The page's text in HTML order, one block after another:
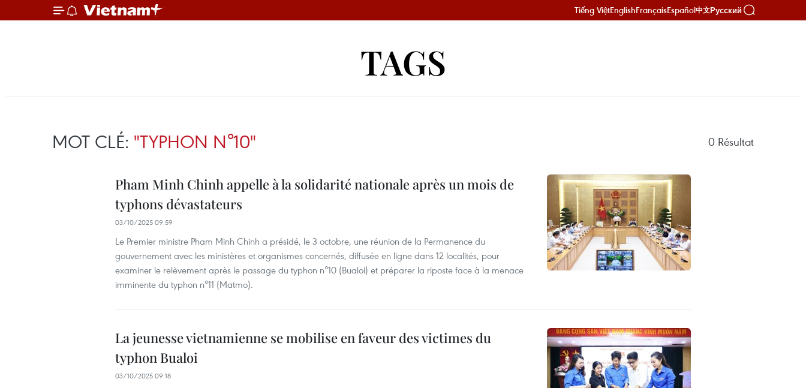
Tiếng ViệtEnglishFrançaisEspañol中文Русский
TAGS
MOT CLÉ: "TYPHON N°10" 0 Résultat
Pham Minh Chinh appelle à la solidarité nationale après un mois de
typhons dévastateurs
03/10/2025 09:59
Le Premier ministre Pham Minh Chinh a présidé, le 3 octobre, une réunion de la Permanence du
gouvernement avec les ministères et organismes concernés, diffusée en ligne dans 12 localités, pour
examiner le relèvement après le passage du typhon n°10 (Bualoi) et préparer la riposte face à la menace
imminente du typhon n°11 (Matmo).
La jeunesse vietnamienne se mobilise en faveur des victimes du
typhon Bualoi
03/10/2025 09:18